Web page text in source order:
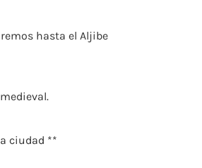
hasta el Aljibe
ciudad **